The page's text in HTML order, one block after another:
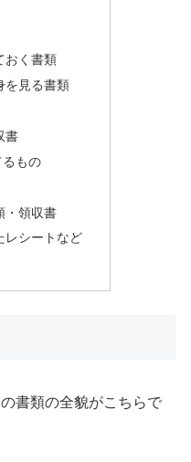
おく書類
を見る書類
書
もの
・領収書
レシートなど
書類の全貌がこちらで